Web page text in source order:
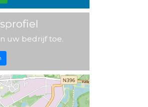
uw bedrijf toe.